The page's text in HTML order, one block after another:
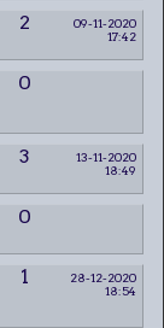
2
09-11-2020
17:42
0
3
13-11-2020
18:49
0
1
28-12-2020
18:54